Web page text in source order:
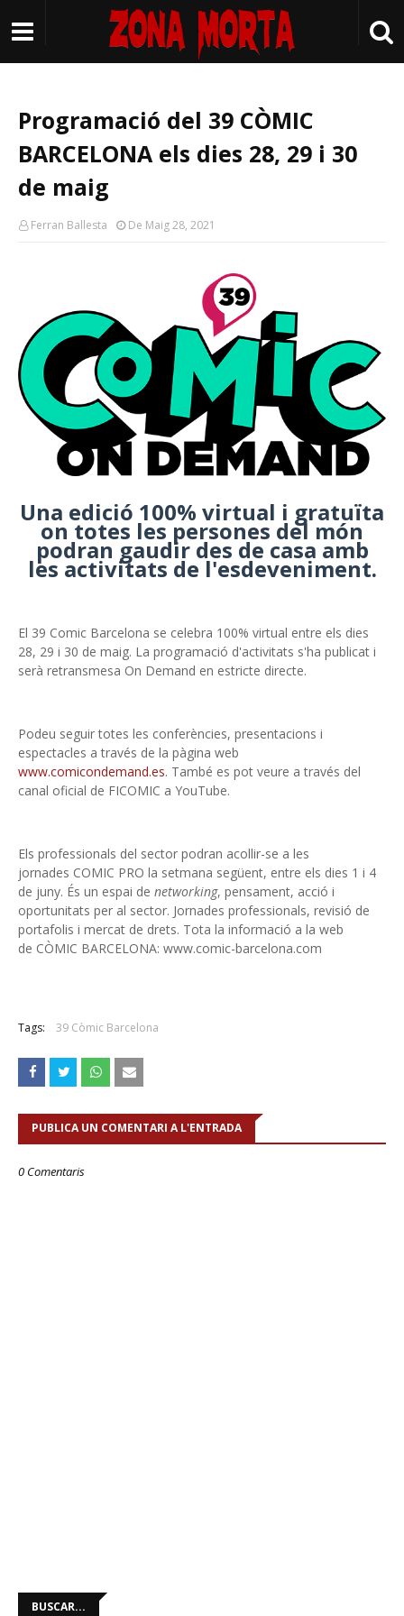
Programació del 39 CÒMIC
BARCELONA els dies 28, 29 i 30
de maig
Ferran Ballesta De Maig 28, 2021
Una edició 100% virtual i gratuïta
on totes les persones del món
podran gaudir des de casa amb
les activitats de l'esdeveniment.
El 39 Comic Barcelona se celebra 100% virtual entre els dies
28, 29 i 30 de maig. La programació d'activitats s'ha publicat i
serà retransmesa On Demand en estricte directe.
Podeu seguir totes les conferències, presentacions i
espectacles a través de la pàgina web
www.comicondemand.es. També es pot veure a través del
canal oficial de FICOMIC a YouTube.
Els professionals del sector podran acollir-se a les
jornades COMIC PRO la setmana següent, entre els dies 1 i 4
de juny. És un espai de networking, pensament, acció i
oportunitats per al sector. Jornades professionals, revisió de
portafolis i mercat de drets. Tota la informació a la web
de CÒMIC BARCELONA: www.comic-barcelona.com
Tags: 39 Còmic Barcelona
PUBLICA UN COMENTARI A L'ENTRADA
0 Comentaris
BUSCAR...